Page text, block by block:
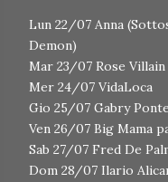
Lun 22/07 Anna
Demon)
Mar 23/07 Rose
Mer 24/07 VidaLoca
Gio 25/07 Gabry Ponte
Ven 26/07 Big Mama
Sab 27/07 Fred De
Dom 28/07 Ilario